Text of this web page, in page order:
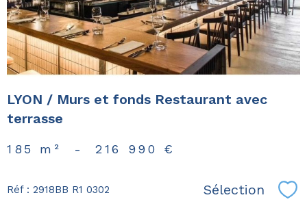
LYON / Murs et fonds Restaurant avec
terrasse
185 m² - 216 990 €
Réf : 2918BB R1 0302 Sélection